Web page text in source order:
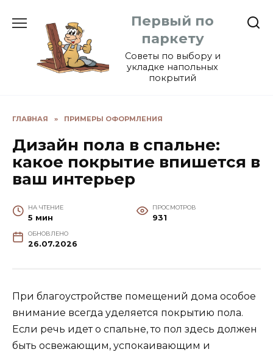
содержанию
Первый по
паркету
Советы по выбору и
укладке напольных
покрытий
ГЛАВНАЯ » ПРИМЕРЫ ОФОРМЛЕНИЯ
Дизайн пола в спальне:
какое покрытие впишется в
ваш интерьер
НА ЧТЕНИЕ
5 мин
ПРОСМОТРОВ
931
ОБНОВЛЕНО
26.07.2026
При благоустройстве помещений дома особое
внимание всегда уделяется покрытию пола.
Если речь идет о спальне, то пол здесь должен
быть освежающим, успокаивающим и